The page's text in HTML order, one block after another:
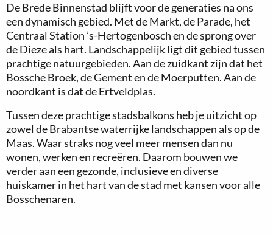
De Brede Binnenstad blijft voor de generaties na ons
een dynamisch gebied. Met de Markt, de Parade, het
Centraal Station ’s-Hertogenbosch en de sprong over
de Dieze als hart. Landschappelijk ligt dit gebied tussen
prachtige natuurgebieden. Aan de zuidkant zijn dat het
Bossche Broek, de Gement en de Moerputten. Aan de
noordkant is dat de Ertveldplas.
Tussen deze prachtige stadsbalkons heb je uitzicht op
zowel de Brabantse waterrijke landschappen als op de
Maas. Waar straks nog veel meer mensen dan nu
wonen, werken en recreëren. Daarom bouwen we
verder aan een gezonde, inclusieve en diverse
huiskamer in het hart van de stad met kansen voor alle
Bosschenaren.